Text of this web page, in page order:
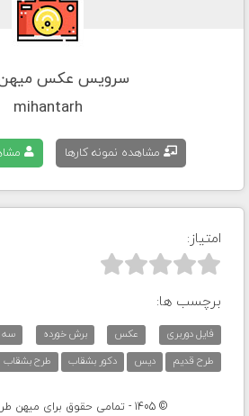
سرویس عکس
mihantarh
مشاهده نمونه کارها
امتیاز:



برچسب ها:
فایل دوربری عکس برش خورده سه
طرح قدیم
دیس دکور بشقاب طرح بشقاب
© 1405 - تمامی حقوق برای میهن طرح محفوظ است.